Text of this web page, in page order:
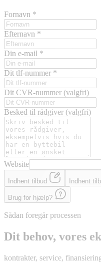
Fornavn *
Efternavn *
Din e-mail *
Dit tlf-nummer *
Dit CVR-nummer (valgfri)
Besked til rådgiver (valgfri)
Website
Indhent tilbud Indhent
Brug for hjælp?
Sådan foregår processen
Dit behov, vores
kontrakter, service,